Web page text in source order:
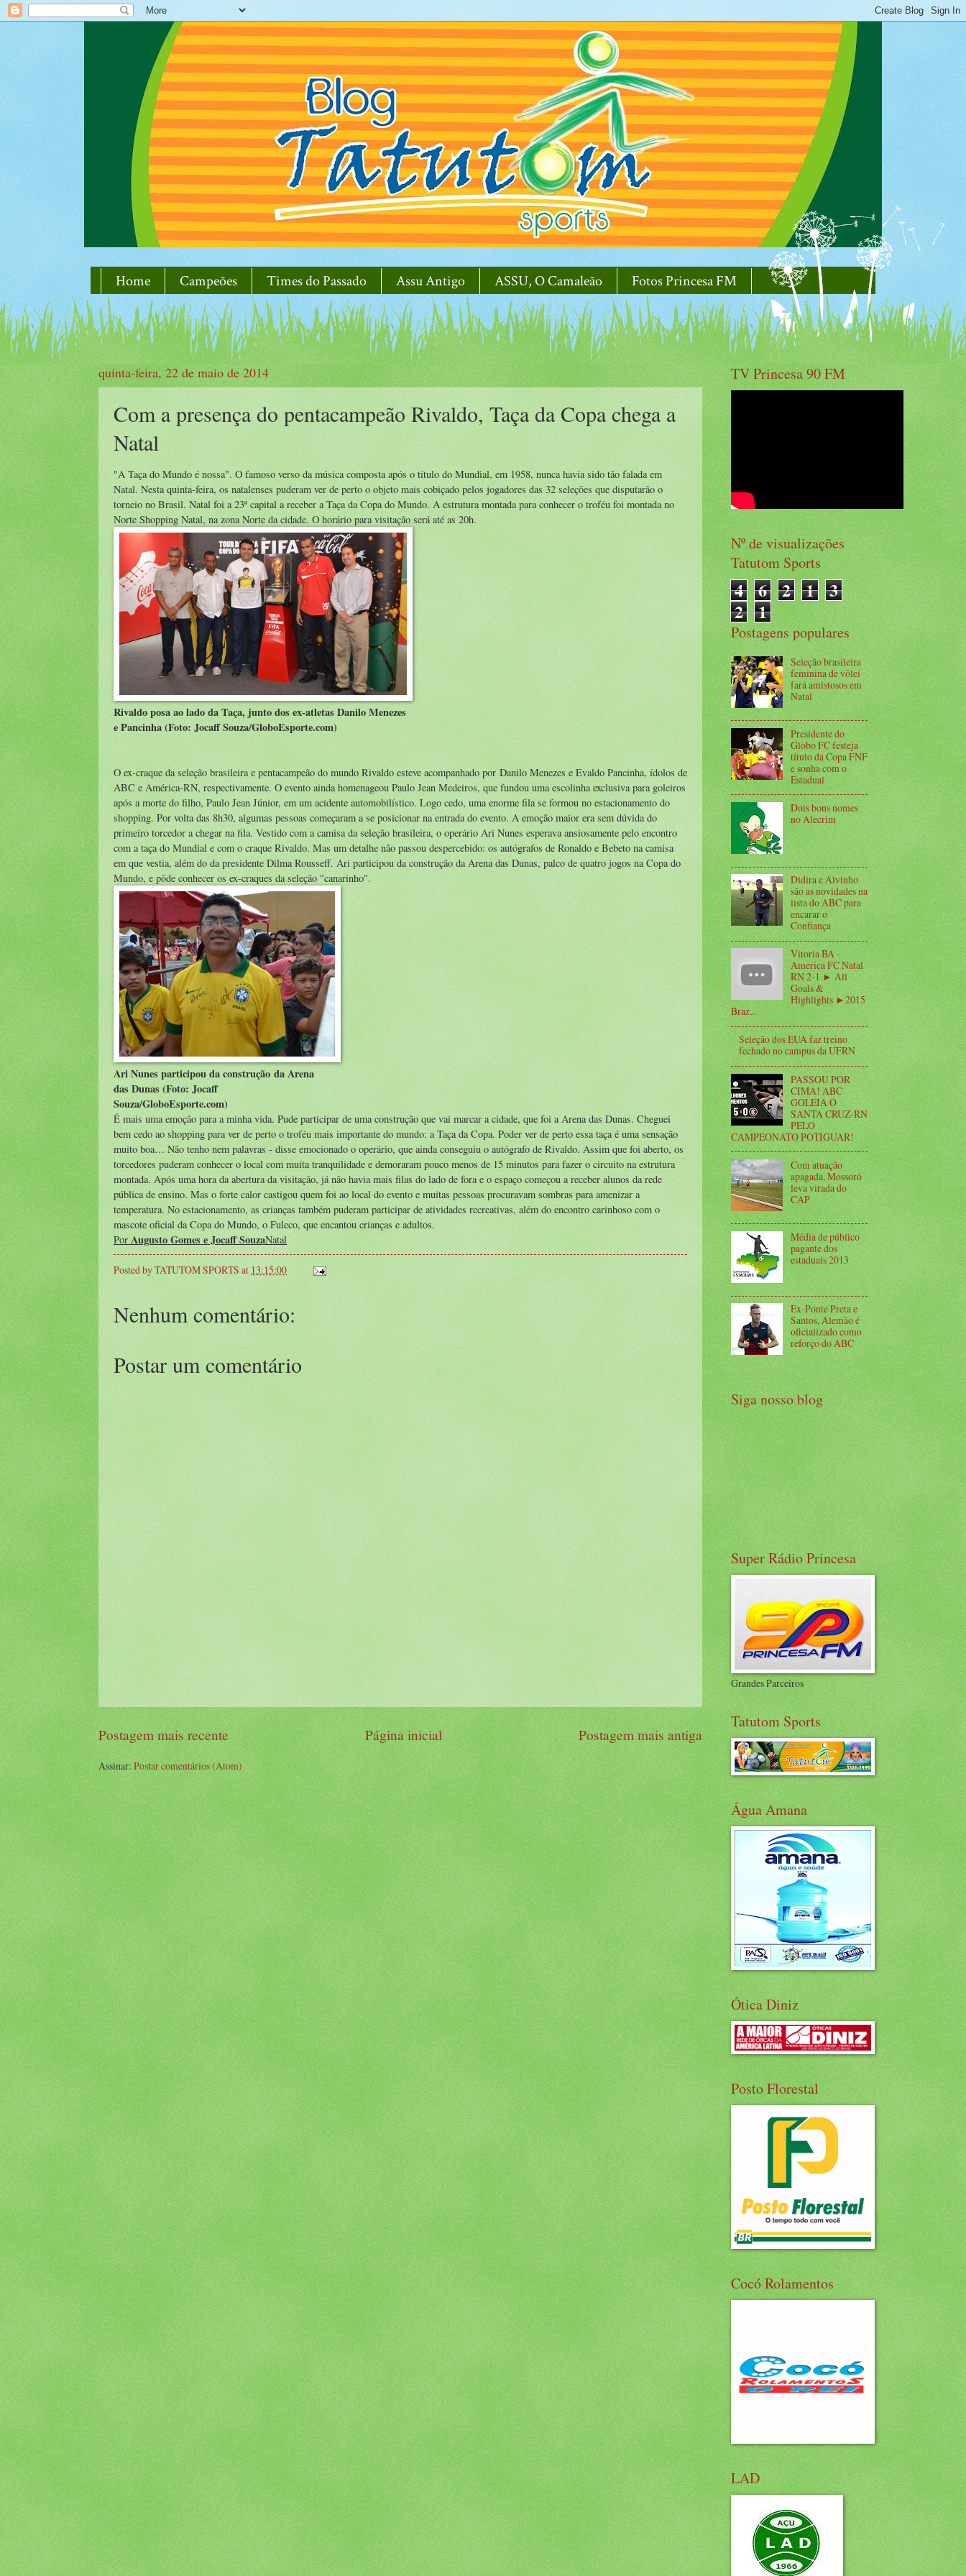
Home Campeões Times do Passado Assu Antigo ASSU, O Camaleão Fotos Princesa FM
quinta-feira, 22 de maio de 2014
Com a presença do pentacampeão Rivaldo, Taça da Copa chega a
Natal
"A Taça do Mundo é nossa". O famoso verso da música composta após o título do Mundial, em 1958, nunca havia sido tão falada em
Natal. Nesta quinta-feira, os natalenses puderam ver de perto o objeto mais cobiçado pelos jogadores das 32 seleções que disputarão o
torneio no Brasil. Natal foi a 23ª capital a receber a Taça da Copa do Mundo. A estrutura montada para conhecer o troféu foi montada no
Norte Shopping Natal, na zona Norte da cidade. O horário para visitação será até as 20h.
Rivaldo posa ao lado da Taça, junto dos ex-atletas Danilo Menezes
e Pancinha (Foto: Jocaff Souza/GloboEsporte.com)
O ex-craque da seleção brasileira e pentacampeão do mundo Rivaldo esteve acompanhado por Danilo Menezes e Evaldo Pancinha, ídolos de
ABC e América-RN, respectivamente. O evento ainda homenageou Paulo Jean Medeiros, que fundou uma escolinha exclusiva para goleiros
após a morte do filho, Paulo Jean Júnior, em um acidente automobilístico. Logo cedo, uma enorme fila se formou no estacionamento do
shopping. Por volta das 8h30, algumas pessoas começaram a se posicionar na entrada do evento. A emoção maior era sem dúvida do
primeiro torcedor a chegar na fila. Vestido com a camisa da seleção brasileira, o operário Ari Nunes esperava ansiosamente pelo encontro
com a taça do Mundial e com o craque Rivaldo. Mas um detalhe não passou despercebido: os autógrafos de Ronaldo e Bebeto na camisa
em que vestia, além do da presidente Dilma Rousseff. Ari participou da construção da Arena das Dunas, palco de quatro jogos na Copa do
Mundo, e pôde conhecer os ex-craques da seleção "canarinho".
Ari Nunes participou da construção da Arena
das Dunas (Foto: Jocaff
Souza/GloboEsporte.com)
É mais uma emoção para a minha vida. Pude participar de uma construção que vai marcar a cidade, que foi a Arena das Dunas. Cheguei
bem cedo ao shopping para ver de perto o troféu mais importante do mundo: a Taça da Copa. Poder ver de perto essa taça é uma sensação
muito boa… Não tenho nem palavras - disse emocionado o operário, que ainda conseguiu o autógrafo de Rivaldo. Assim que foi aberto, os
torcedores puderam conhecer o local com muita tranquilidade e demoraram pouco menos de 15 minutos para fazer o circuito na estrutura
montada. Após uma hora da abertura da visitação, já não havia mais filas do lado de fora e o espaço começou a receber alunos da rede
pública de ensino. Mas o forte calor castigou quem foi ao local do evento e muitas pessoas procuravam sombras para amenizar a
temperatura. No estacionamento, as crianças também puderam participar de atividades recreativas, além do encontro carinhoso com o
mascote oficial da Copa do Mundo, o Fuleco, que encantou crianças e adultos.
Por Augusto Gomes e Jocaff SouzaNatal
Posted byTATUTOM SPORTS at 13:15:00
Nenhum comentário:
Postar um comentário
Postagem mais recente Postagem mais antiga
Página inicial
Assinar:Postar comentários (Atom)
TV Princesa 90 FM
Nº de visualizações
Tatutom Sports
4 6 2 1 3
2 1
Postagens populares
Seleção brasileira
feminina de vôlei
fará amistosos em
Natal
Presidente do
Globo FC festeja
título da Copa FNF
e sonha com o
Estadual
Dois bons nomes
no Alecrim
Didira e Alvinho
são as novidades na
lista do ABC para
encarar o
Confiança
Vitoria BA -
America FC Natal
RN 2-1 ► All
Goals &
Highlights ►2015
Braz...
Seleção dos EUA faz treino
fechado no campus da UFRN
PASSOU POR
CIMA! ABC
GOLEIA O
SANTA CRUZ-RN
PELO
CAMPEONATO POTIGUAR!
Com atuação
apagada, Mossoró
leva virada do
CAP
Média de público
pagante dos
estaduais 2013
Ex-Ponte Preta e
Santos, Alemão é
oficializado como
reforço do ABC
Siga nosso blog
Super Rádio Princesa
Grandes Parceiros
Tatutom Sports
Água Amana
Ótica Diniz
Posto Florestal
Cocó Rolamentos
LAD